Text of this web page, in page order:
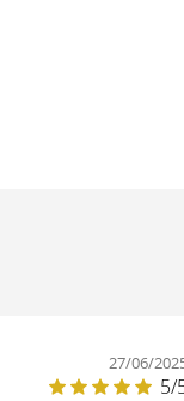
27/06/
5/